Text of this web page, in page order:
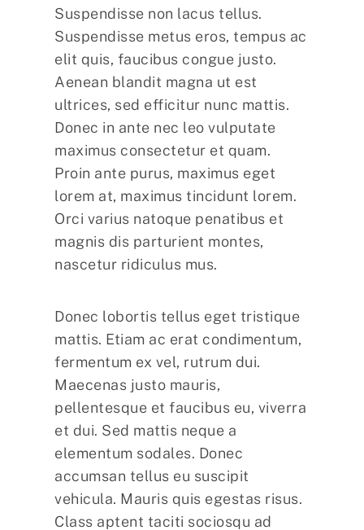
Suspendisse non lacus tellus.
Suspendisse metus eros, tempus ac
elit quis, faucibus congue justo.
Aenean blandit magna ut est
ultrices, sed efficitur nunc mattis.
Donec in ante nec leo vulputate
maximus consectetur et quam.
Proin ante purus, maximus eget
lorem at, maximus tincidunt lorem.
Orci varius natoque penatibus et
magnis dis parturient montes,
nascetur ridiculus mus.
Donec lobortis tellus eget tristique
mattis. Etiam ac erat condimentum,
fermentum ex vel, rutrum dui.
Maecenas justo mauris,
pellentesque et faucibus eu, viverra
et dui. Sed mattis neque a
elementum sodales. Donec
accumsan tellus eu suscipit
vehicula. Mauris quis egestas risus.
Class aptent taciti sociosqu ad